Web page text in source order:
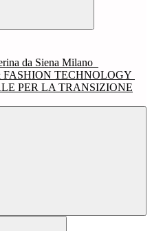
TECHNOLOGY
PER LA TRANSIZIONE